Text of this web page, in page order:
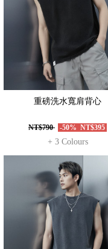
重磅洗水寬肩背心
NT$790 -50% NT$395
+ 3 Colours